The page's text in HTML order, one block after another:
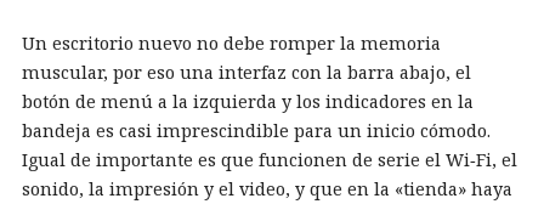
Un escritorio nuevo no debe romper la memoria
muscular, por eso una interfaz con la barra abajo, el
botón de menú a la izquierda y los indicadores en la
bandeja es casi imprescindible para un inicio cómodo.
Igual de importante es que funcionen de serie el Wi‑Fi, el
sonido, la impresión y el video, y que en la «tienda» haya